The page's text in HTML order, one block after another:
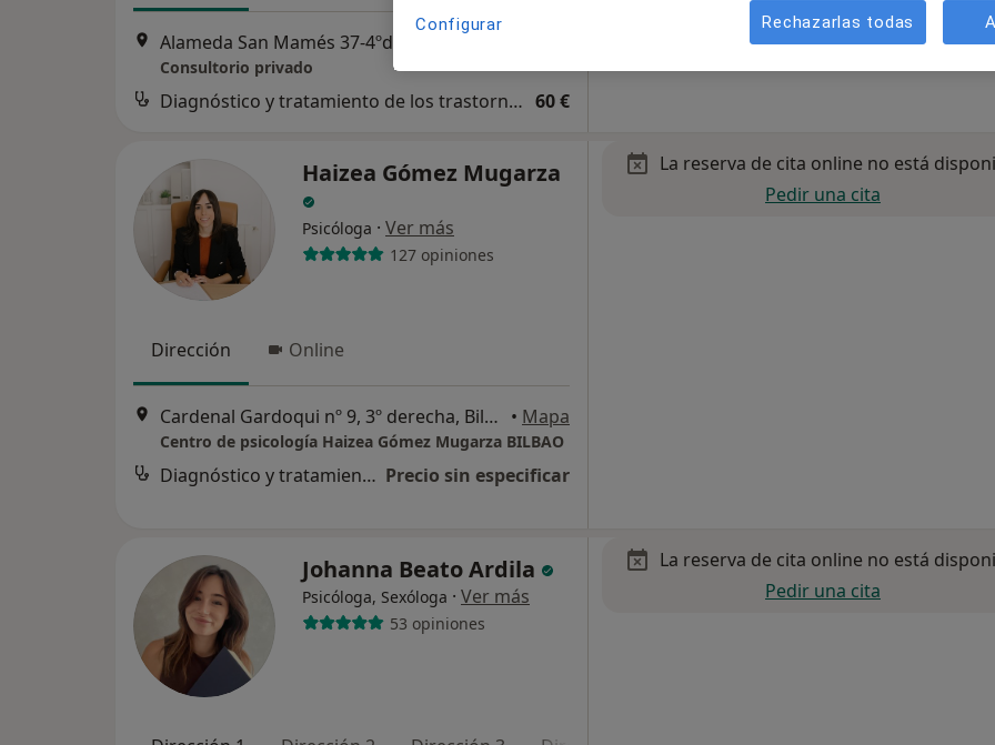
Alameda San Mamés 37-4ºdpto.7, Bilbao
Consultorio privado
Diagnóstico y tratamiento de los trastornos depresivos 60 €
Haizea Gómez Mugarza
Psicóloga · Ver más
127 opiniones
Dirección Online
Cardenal Gardoqui nº 9, 3º derecha, Bilbao • Mapa
Centro de psicología Haizea Gómez Mugarza BILBAO
Diagnóstico y tratamiento de los trastornos depresivos Precio sin especificar
La reserva de cita online no está
Pedir una cita
Johanna Beato Ardila
Psicóloga, Sexóloga · Ver más
53 opiniones
La reserva de cita online no está
Pedir una cita
Configurar Rechazarlas todas